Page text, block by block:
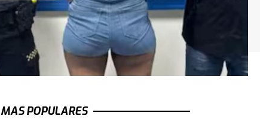
MAS POPULARES